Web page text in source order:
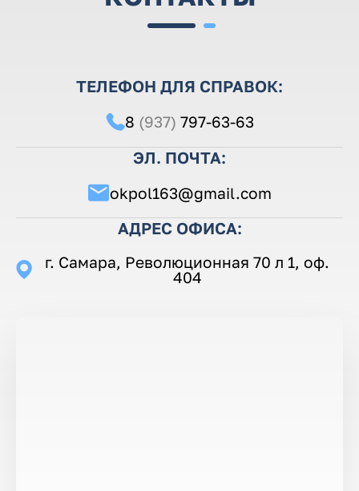
ТЕЛЕФОН ДЛЯ СПРАВОК:
8 (937) 797-63-63
ЭЛ. ПОЧТА:
okpol163@gmail.com
АДРЕС ОФИСА:
г. Самара, Революционная 70 л 1, оф.
404